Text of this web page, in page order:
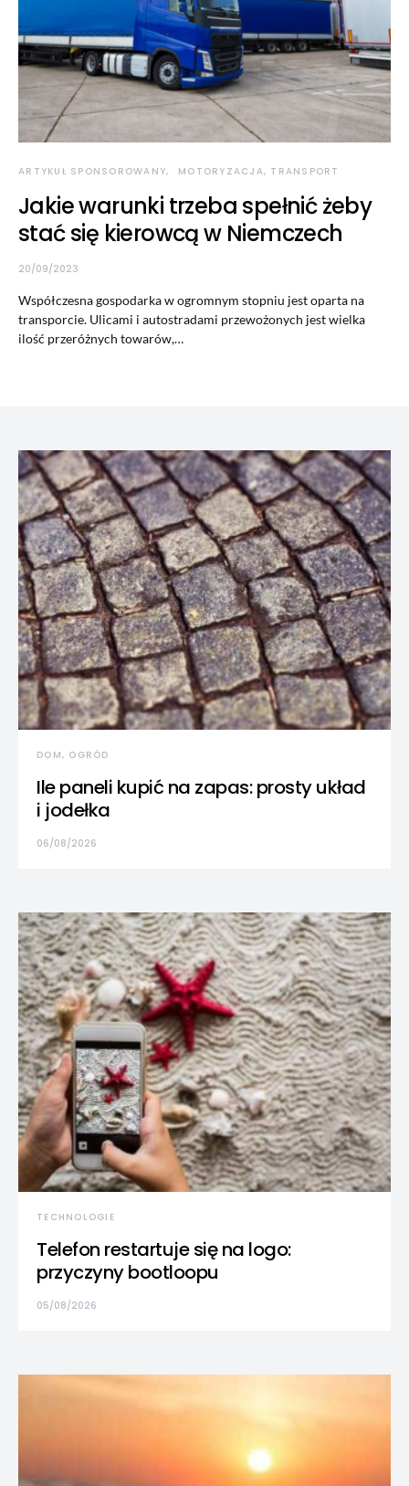
ARTYKUŁ SPONSOROWANY MOTORYZACJA, TRANSPORT
Jakie warunki trzeba spełnić żeby
stać się kierowcą w Niemczech
20/09/2023
Współczesna gospodarka w ogromnym stopniu jest oparta na
transporcie. Ulicami i autostradami przewożonych jest wielka
ilość przeróżnych towarów,…
DOM, OGRÓD
Ile paneli kupić na zapas: prosty układ
i jodełka
06/08/2026
TECHNOLOGIE
Telefon restartuje się na logo:
przyczyny bootloopu
05/08/2026